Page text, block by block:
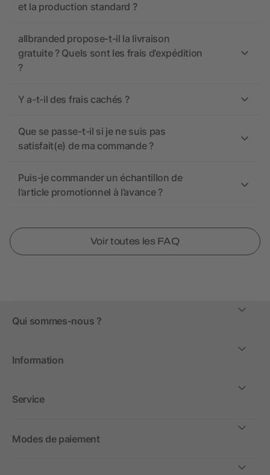
et la production standard ?
allbranded propose-t-il la livraison
gratuite ? Quels sont les frais d’expédition
?
Y a-t-il des frais cachés ?
Que se passe-t-il si je ne suis pas
satisfait(e) de ma commande ?
Puis-je commander un échantillon de
l’article promotionnel à l’avance ?
Voir toutes les FAQ
Qui sommes-nous ?
Information
Service
Modes de paiement